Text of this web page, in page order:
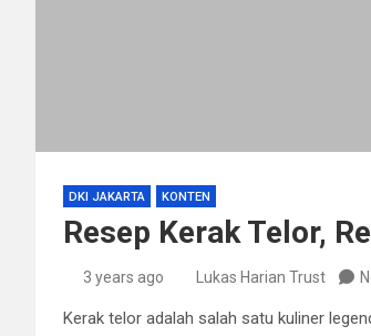
DKI JAKARTA KONTEN
Resep Kerak Telor,
3 years ago Lukas Harian Trust
Kerak telor adalah salah satu kuliner